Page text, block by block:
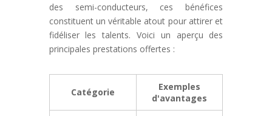
des semi-conducteurs, ces bénéfices
constituent un véritable atout pour attirer et
fidéliser les talents. Voici un aperçu des
principales prestations offertes :
Catégorie
Exemples
d'avantages